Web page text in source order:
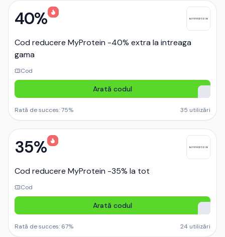
40%
Cod reducere MyProtein -40% extra la intreaga
gama
Cod
Arată codul
Rată de succes:75% 35 utilizări
35%
Cod reducere MyProtein -35% la tot
Cod
Arată codul
Rată de succes: 67% 24 utilizări